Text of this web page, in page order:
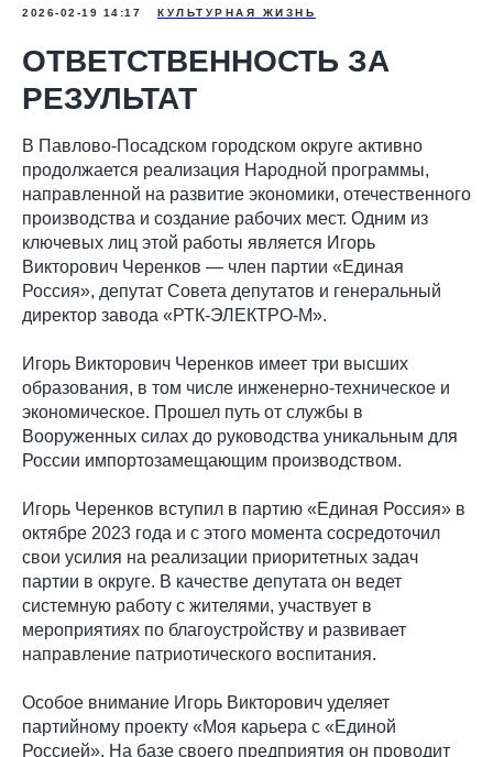
2026-02-19 14:17 КУЛЬТУРНАЯ ЖИЗНЬ
ОТВЕТСТВЕННОСТЬ ЗА
РЕЗУЛЬТАТ
В Павлово-Посадском городском округе активно
продолжается реализация Народной программы,
направленной на развитие экономики, отечественного
производства и создание рабочих мест. Одним из
ключевых лиц этой работы является Игорь
Викторович Черенков — член партии «Единая
Россия», депутат Совета депутатов и генеральный
директор завода «РТК-ЭЛЕКТРО-М».
Игорь Викторович Черенков имеет три высших
образования, в том числе инженерно-техническое и
экономическое. Прошел путь от службы в
Вооруженных силах до руководства уникальным для
России импортозамещающим производством.
Игорь Черенков вступил в партию «Единая Россия» в
октябре 2023 года и с этого момента сосредоточил
свои усилия на реализации приоритетных задач
партии в округе. В качестве депутата он ведет
системную работу с жителями, участвует в
мероприятиях по благоустройству и развивает
направление патриотического воспитания.
Особое внимание Игорь Викторович уделяет
партийному проекту «Моя карьера с «Единой
Россией». На базе своего предприятия он проводит